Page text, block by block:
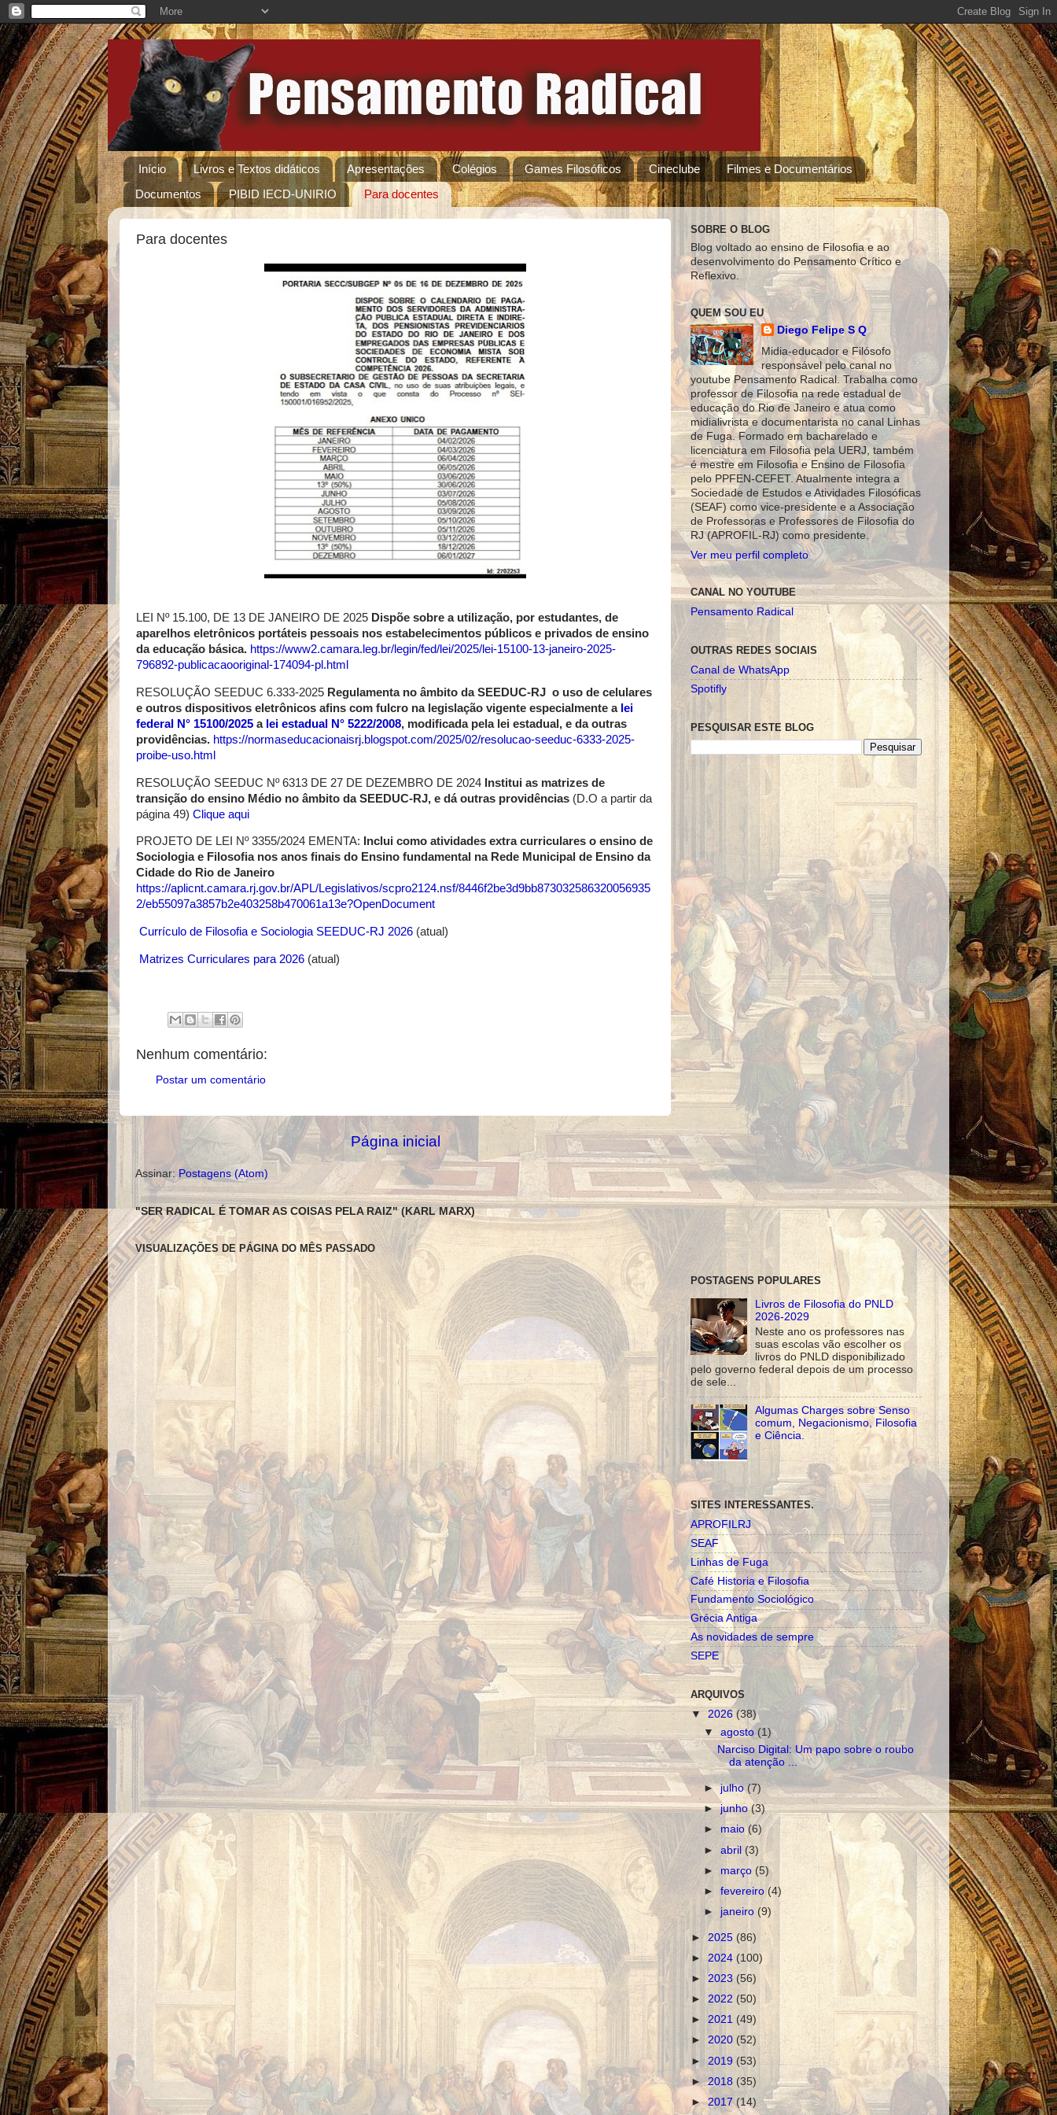
Início Livros e Textos didáticos Apresentações Colégios Games Filosóficos Cineclube
Filmes e Documentários
Documentos
PIBID IECD-UNIRIO Para docentes
Para docentes
LEI Nº 15.100, DE 13 DE JANEIRO DE 2025 Dispõe sobre a utilização, por estudantes, de
aparelhos eletrônicos portáteis pessoais nos estabelecimentos públicos e privados de ensino
da educação básica. https://www2.camara.leg.br/legin/fed/lei/2025/lei-15100-13-janeiro-2025-
796892-publicacaooriginal-174094-pl.html
RESOLUÇÃO SEEDUC 6.333-2025 Regulamenta no âmbito da SEEDUC-RJ o uso de celulares
e outros dispositivos eletrônicos afins com fulcro na legislação vigente especialmente a lei
federal N° 15100/2025 a lei estadual N° 5222/2008, modificada pela lei estadual, e da outras
providências. https://normaseducacionaisrj.blogspot.com/2025/02/resolucao-seeduc-6333-2025-
proibe-uso.html
RESOLUÇÃO SEEDUC Nº 6313 DE 27 DE DEZEMBRO DE 2024 Institui as matrizes de
transição do ensino Médio no âmbito da SEEDUC-RJ, e dá outras providências (D.O a partir da
página 49) Clique aqui
PROJETO DE LEI Nº 3355/2024 EMENTA: Inclui como atividades extra curriculares o ensino de
Sociologia e Filosofia nos anos finais do Ensino fundamental na Rede Municipal de Ensino da
Cidade do Rio de Janeiro
https://aplicnt.camara.rj.gov.br/APL/Legislativos/scpro2124.nsf/8446f2be3d9bb873032586320056935
2/eb55097a3857b2e403258b470061a13e?OpenDocument
Currículo de Filosofia e Sociologia SEEDUC-RJ 2026 (atual)
Matrizes Curriculares para 2026 (atual)
Nenhum comentário:
Postar um comentário
Página inicial
Assinar: Postagens (Atom)
"SER RADICAL É TOMAR AS COISAS PELA RAIZ" (KARL MARX)
VISUALIZAÇÕES DE PÁGINA DO MÊS PASSADO
SOBRE O BLOG
Blog voltado ao ensino de Filosofia e ao
desenvolvimento do Pensamento Crítico e
Reflexivo.
QUEM SOU EU
Diego Felipe S Q
Midia-educador e Filósofo
responsável pelo canal no
youtube Pensamento Radical. Trabalha como
professor de Filosofia na rede estadual de
educação do Rio de Janeiro e atua como
midialivrista e documentarista no canal Linhas
de Fuga. Formado em bacharelado e
licenciatura em Filosofia pela UERJ, também
é mestre em Filosofia e Ensino de Filosofia
pelo PPFEN-CEFET. Atualmente integra a
Sociedade de Estudos e Atividades Filosóficas
(SEAF) como vice-presidente e a Associação
de Professoras e Professores de Filosofia do
RJ (APROFIL-RJ) como presidente.
Ver meu perfil completo
CANAL NO YOUTUBE
Pensamento Radical
OUTRAS REDES SOCIAIS
Canal de WhatsApp
Spotifly
PESQUISAR ESTE BLOG
POSTAGENS POPULARES
Livros de Filosofia do PNLD
2026-2029
Neste ano os professores nas
suas escolas vão escolher os
livros do PNLD disponibilizado
pelo governo federal depois de um processo
de sele...
Algumas Charges sobre Senso
comum, Negacionismo, Filosofia
e Ciência.
SITES INTERESSANTES.
APROFILRJ
SEAF
Linhas de Fuga
Café Historia e Filosofia
Fundamento Sociológico
Grécia Antiga
As novidades de sempre
SEPE
ARQUIVOS
▼ 2026(38)
▼agosto (1)
Narciso Digital: Um papo sobre o roubo
da atenção ...
►julho(7)
►junho(3)
► maio(6)
►abril (3)
► março(5)
►fevereiro(4)
► janeiro(9)
► 2025 (86)
► 2024 (100)
►2023 (56)
► 2022 (50)
► 2021 (49)
►2020 (52)
► 2019 (53)
►2018 (35)
►2017 (14)